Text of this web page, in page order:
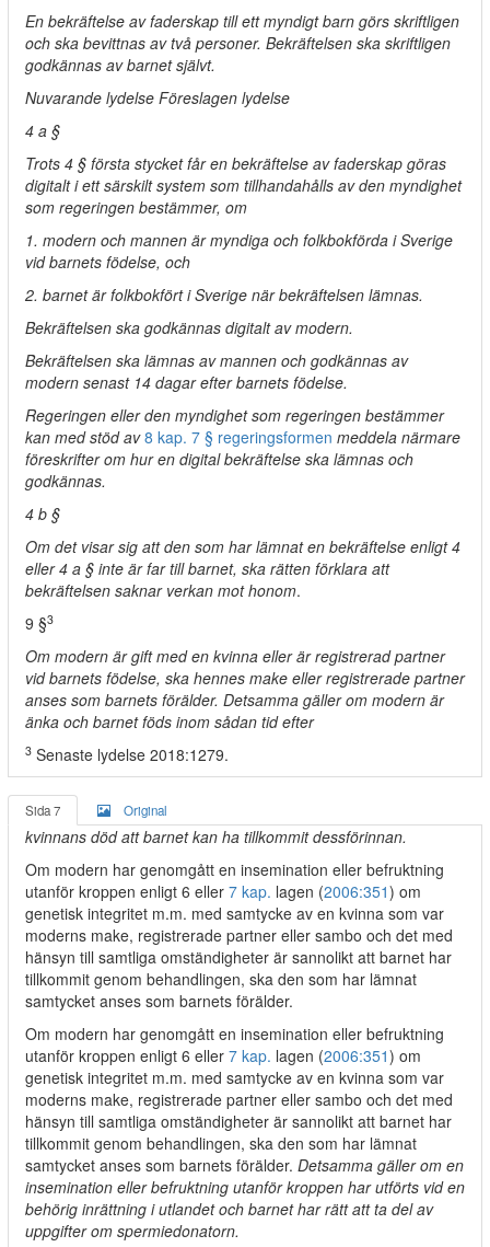
En bekräftelse av faderskap till ett myndigt barn görs skriftligen
och ska bevittnas av två personer. Bekräftelsen ska skriftligen
godkännas av barnet självt.
Nuvarande lydelse Föreslagen lydelse
4 a §
Trots 4 § första stycket får en bekräftelse av faderskap göras
digitalt i ett särskilt system som tillhandahålls av den myndighet
som regeringen bestämmer, om
1. modern och mannen är myndiga och folkbokförda i Sverige
vid barnets födelse, och
2. barnet är folkbokfört i Sverige när bekräftelsen lämnas.
Bekräftelsen ska godkännas digitalt av modern.
Bekräftelsen ska lämnas av mannen och godkännas av
modern senast 14 dagar efter barnets födelse.
Regeringen eller den myndighet som regeringen bestämmer
kan med stöd av8 kap. 7 § regeringsformen meddela närmare
föreskrifter om hur en digital bekräftelse ska lämnas och
godkännas.
4 b §
Om det visar sig att den som har lämnat en bekräftelse enligt 4
eller 4 a § inte är far till barnet, ska rätten förklara att
bekräftelsen saknar verkan mot honom.
9 §3
Om modern är gift med en kvinna eller är registrerad partner
vid barnets födelse, ska hennes make eller registrerade partner
anses som barnets förälder. Detsamma gäller om modern är
änka och barnet föds inom sådan tid efter
3 Senaste lydelse 2018:1279.
Sida 7 Original
kvinnans död att barnet kan ha tillkommit dessförinnan.
Om modern har genomgått en insemination eller befruktning
utanför kroppen enligt 6 eller 7 kap. lagen (2006:351) om
genetisk integritet m.m. med samtycke av en kvinna som var
moderns make, registrerade partner eller sambo och det med
hänsyn till samtliga omständigheter är sannolikt att barnet har
tillkommit genom behandlingen, ska den som har lämnat
samtycket anses som barnets förälder.
Om modern har genomgått en insemination eller befruktning
utanför kroppen enligt 6 eller 7 kap. lagen (2006:351) om
genetisk integritet m.m. med samtycke av en kvinna som var
moderns make, registrerade partner eller sambo och det med
hänsyn till samtliga omständigheter är sannolikt att barnet har
tillkommit genom behandlingen, ska den som har lämnat
samtycket anses som barnets förälder. Detsamma gäller om en
insemination eller befruktning utanför kroppen har utförts vid en
behörig inrättning i utlandet och barnet har rätt att ta del av
uppgifter om spermiedonatorn.